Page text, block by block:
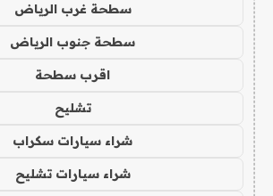
سطحة غرب الرياض
سطحة جنوب الرياض
اقرب سطحة
تشليح
شراء سيارات سكراب
شراء سيارات تشليح